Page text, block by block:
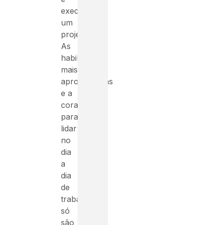
executar
um
projeto.
As
habilidades
mais
aprofundadas
e a
coragem
para
lidar
no
dia
a
dia
de
trabalho
só
são